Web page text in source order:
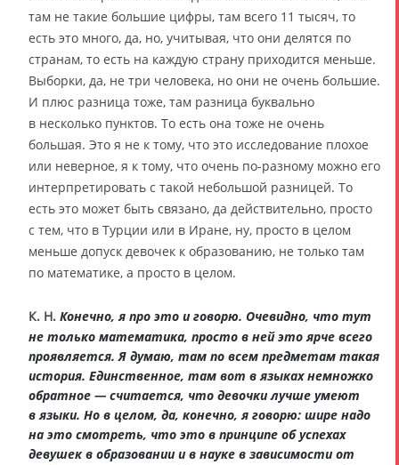
там не такие большие цифры, там всего 11 тысяч, то
есть это много, да, но, учитывая, что они делятся по
странам, то есть на каждую страну приходится меньше.
Выборки, да, не три человека, но они не очень большие.
И плюс разница тоже, там разница буквально
в несколько пунктов. То есть она тоже не очень
большая. Это я не к тому, что это исследование плохое
или неверное, я к тому, что очень по-разному можно его
интерпретировать с такой небольшой разницей. То
есть это может быть связано, да действительно, просто
с тем, что в Турции или в Иране, ну, просто в целом
меньше допуск девочек к образованию, не только там
по математике, а просто в целом.
К. Н. Конечно, я про это и говорю. Очевидно, что тут
не только математика, просто в ней это ярче всего
проявляется. Я думаю, там по всем предметам такая
история. Единственное, там вот в языках немножко
обратное — считается, что девочки лучше умеют
в языки. Но в целом, да, конечно, я говорю: шире надо
на это смотреть, что это в принципе об успехах
девушек в образовании и в науке в зависимости от